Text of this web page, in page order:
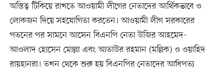
অস্তিত্ব টিকিয়ে রাখতে আওয়ামী লীগের নেতাদের আর্থিকভাবে ও
লোকজন দিয়ে সহযোগিতা করতেন। আওয়ামী লীগ সরকারের
পতনের পর সামনে আসেন বিএনপি নেতা উজির আহমেদ-
আওলাদ হোসেন মোল্লা এবং আতাউর রহমান (মল্লিক) ও ওয়াহিদ
রায়হানরা। তখন থেকে শুরু হয় বিএনপির নেতাদের আধিপত্য